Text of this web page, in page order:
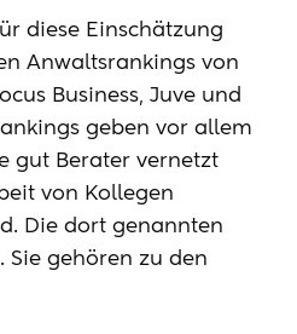
diese Einschätzung
Anwaltsrankings von
Business, Juve und
geben vor allem
gut Berater vernetzt
von Kollegen
Die dort genannten
Sie gehören zu den